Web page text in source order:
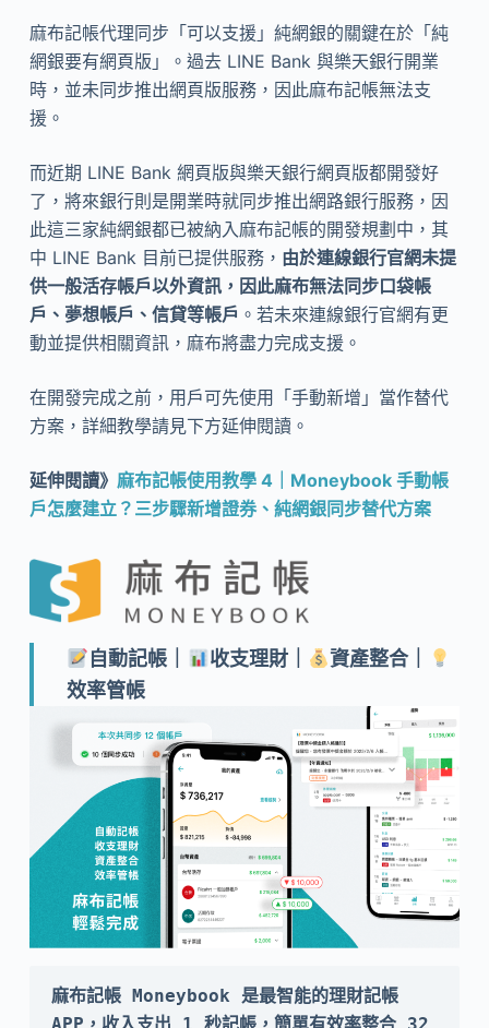
麻布記帳代理同步「可以支援」純網銀的關鍵在於「純
網銀要有網頁版」。過去 LINE Bank 與樂天銀行開業
時，並未同步推出網頁版服務，因此麻布記帳無法支
援。
而近期 LINE Bank 網頁版與樂天銀行網頁版都開發好
了，將來銀行則是開業時就同步推出網路銀行服務，因
此這三家純網銀都已被納入麻布記帳的開發規劃中，其
中 LINE Bank 目前已提供服務， 由於連線銀行官網未提
供一般活存帳戶以外資訊，因此麻布無法同步口袋帳
戶、夢想帳戶、信貸等帳戶 。若未來連線銀行官網有更
動並提供相關資訊，麻布將盡力完成支援。
在開發完成之前，用戶可先使用「手動新增」當作替代
方案，詳細教學請見下方延伸閱讀。
延伸閱讀》 麻布記帳使用教學 4｜Moneybook 手動帳
戶怎麼建立？三步驟新增證券、純網銀同步替代方案
自動記帳｜ 收支理財｜
資產整合｜
效率管帳
麻布記帳 Moneybook 是最智能的理財記帳